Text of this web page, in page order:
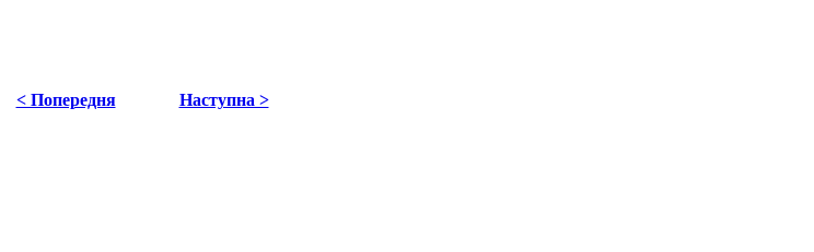
< Попередня Наступна >